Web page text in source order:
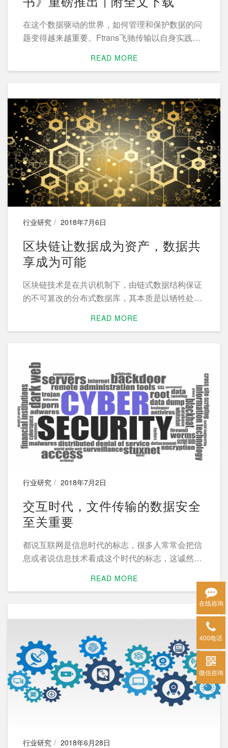
在这个数据驱动的世界，如何管理和保护数据的问
题变得越来越重要。Ftrans飞驰传输以自身实践为
传输 (MFT)白皮书》，希望呈现涵盖MFT现状、应
READ MORE
行业研究 2018年7月6日
区块链让数据成为资产，数据共
享成为可能
区块链技术是在共识机制下，由链式数据结构保证
的不可篡改的分布式数据库，其本质是以牺牲处理
现数据自治、隐私保护、交易透明，实现上链数据
READ MORE
行业研究 2018年7月2日
交互时代，文件传输的数据安全
至关重要
都说互联网是信息时代的标志，很多人常常会把信
息或者说信息技术看成这个时代的标志，这诚然是
候，一个“动态”的安全问题往往会被人忽略，那就
READ MORE
行业研究 2018年6月28日
在线咨询
400电话
微信咨询